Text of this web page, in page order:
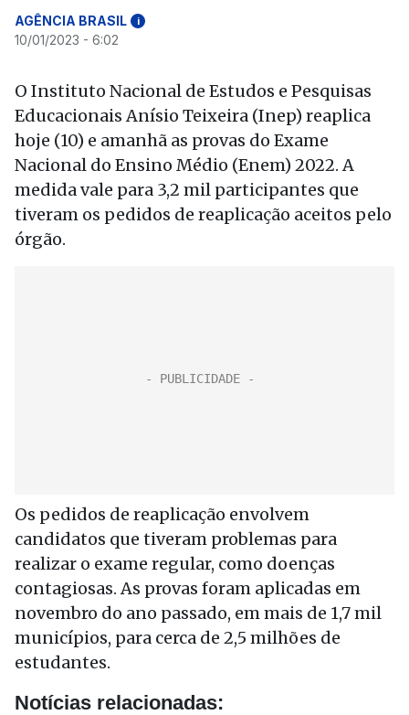
AGÊNCIA BRASIL i
10/01/2023 - 6:02
O Instituto Nacional de Estudos e Pesquisas
Educacionais Anísio Teixeira (Inep) reaplica
hoje (10) e amanhã as provas do Exame
Nacional do Ensino Médio (Enem) 2022. A
medida vale para 3,2 mil participantes que
tiveram os pedidos de reaplicação aceitos pelo
órgão.
Os pedidos de reaplicação envolvem
candidatos que tiveram problemas para
realizar o exame regular, como doenças
contagiosas. As provas foram aplicadas em
novembro do ano passado, em mais de 1,7 mil
municípios, para cerca de 2,5 milhões de
estudantes.
Notícias relacionadas: